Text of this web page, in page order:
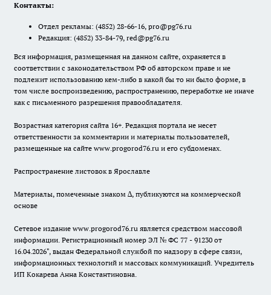
Контакты:
Отдел рекламы: (4852) 28-66-16, pro@pg76.ru
Редакция: (4852) 33-84-79, red@pg76.ru
Вся информация, размещенная на данном сайте, охраняется в
соответствии с законодательством РФ об авторском праве и не
подлежит использованию кем-либо в какой бы то ни было форме, в
том числе воспроизведению, распространению, переработке не иначе
как с письменного разрешения правообладателя.
Возрастная категория сайта 16+. Редакция портала не несет
ответственности за комментарии и материалы пользователей,
размещенные на сайте www.progorod76.ru и его субдоменах.
Распространение листовок в Ярославле
Материалы, помеченные знаком ∆, публикуются на коммерческой
основе
Сетевое издание www.progorod76.ru является средством массовой
информации. Регистрационный номер ЭЛ № ФС 77 - 91230 от
16.04.2026", выдан Федеральной службой по надзору в сфере связи,
информационных технологий и массовых коммуникаций. Учредитель
ИП Кокарева Анна Константиновна.